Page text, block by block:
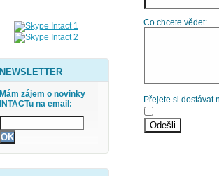
NEWSLETTER
Mám zájem o novinky
INTACTu na email:
Co chcete vědet:
Přejete si dostávat